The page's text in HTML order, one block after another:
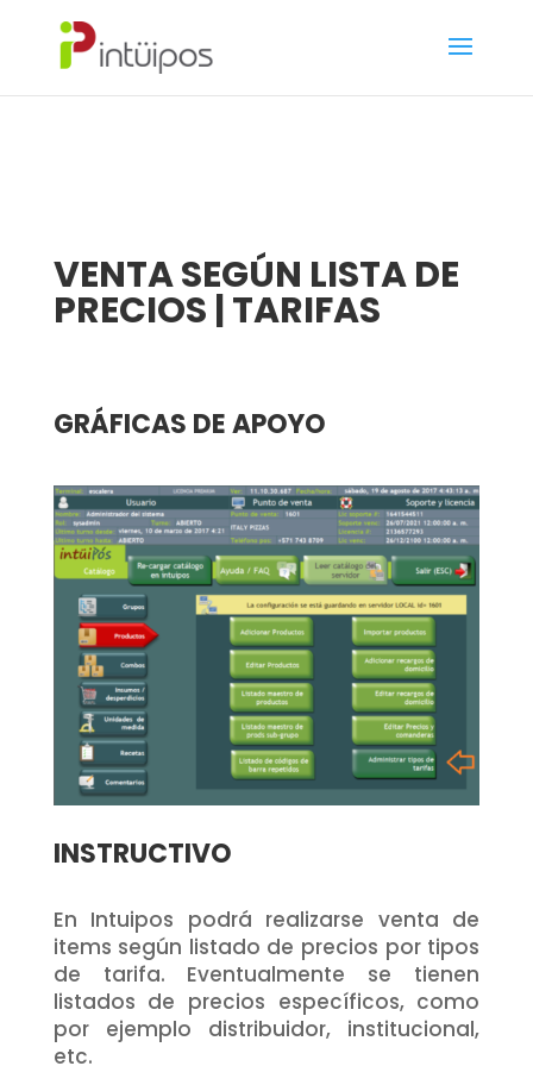
VENTA SEGÚN LISTA DE
PRECIOS | TARIFAS
GRÁFICAS DE APOYO
INSTRUCTIVO
En Intuipos podrá realizarse venta de
items según listado de precios por tipos
de tarifa. Eventualmente se tienen
listados de precios específicos, como
por ejemplo distribuidor, institucional,
etc.